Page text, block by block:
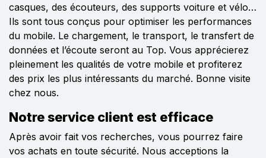
casques, des écouteurs, des supports voiture et vélo…
Ils sont tous conçus pour optimiser les performances
du mobile. Le chargement, le transport, le transfert de
données et l’écoute seront au Top. Vous apprécierez
pleinement les qualités de votre mobile et profiterez
des prix les plus intéressants du marché. Bonne visite
chez nous.
Notre service client est efficace
Après avoir fait vos recherches, vous pourrez faire
vos achats en toute sécurité. Nous acceptions la